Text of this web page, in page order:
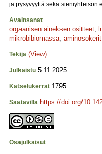
ja pysyvyyttä sekä sieniyhteisön
Avainsanat
orgaanisen aineksen ositteet;
mikrobibiomassa; aminosokerit
Tekijä (View)
Julkaistu 5.11.2025
Katselukerrat 1795
Saatavilla https://doi.org/
Osajulkaisut